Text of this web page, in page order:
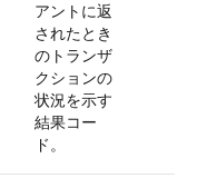
アントに返
されたとき
のトランザ
クションの
状況を示す
結果コー
ド。